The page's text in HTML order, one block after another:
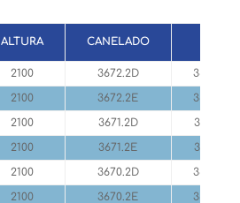
ALTURA CANELADO
2100 3672.2D
3682.2D
2100 3672.2E
3682.2E
2100 3671.2D
3681.2D
2100 3671.2E
3681.2E
2100 3670.2D
3680.2D
2100 3670.2E 3680.2E